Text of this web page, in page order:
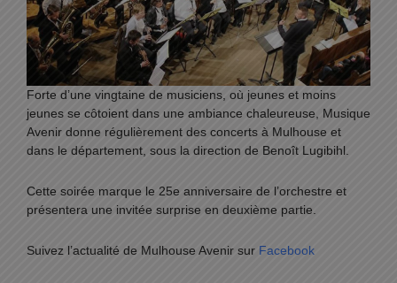
Forte d’une vingtaine de musiciens, où jeunes et moins
jeunes se côtoient dans une ambiance chaleureuse, Musique
Avenir donne régulièrement des concerts à Mulhouse et
dans le département, sous la direction de Benoît Lugibihl.
Cette soirée marque le 25e anniversaire de l’orchestre et
présentera une invitée surprise en deuxième partie.
Suivez l’actualité de Mulhouse Avenir sur Facebook